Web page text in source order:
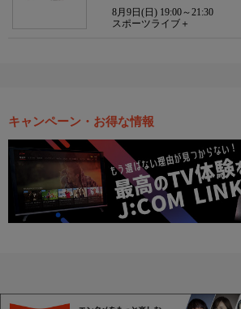
8月9日(日) 19:00～21:30
スポーツライブ＋
キャンペーン・お得な情報